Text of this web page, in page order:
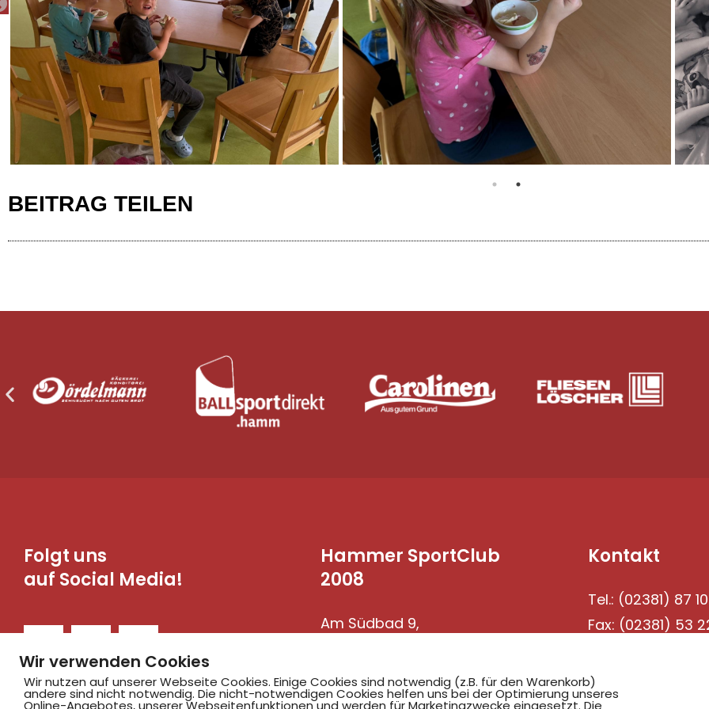
PREVIOUS
BEITRAG TEILEN
Folgt uns
auf Social Media!
Hammer SportClub
2008
Am Südbad 9,
Kontakt
Tel.: (02381) 87
Fax: (02381) 53
Wir verwenden Cookies
Wir nutzen auf unserer Webseite Cookies. Einige Cookies sind notwendig (z.B. für den Warenkorb)
andere sind nicht notwendig. Die nicht-notwendigen Cookies helfen uns bei der Optimierung unseres
Online-Angebotes, unserer Webseitenfunktionen und werden für Marketingzwecke eingesetzt. Die